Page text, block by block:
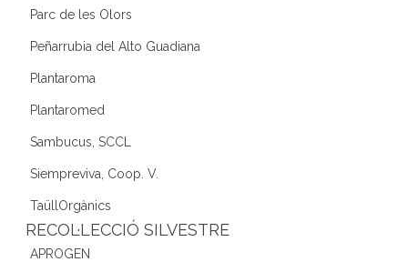
Parc de les Olors
Peñarrubia del Alto Guadiana
Plantaroma
Plantaromed
Sambucus, SCCL
Siempreviva, Coop. V.
TaüllOrgànics
RECOL·LECCIÓ SILVESTRE
APROGEN